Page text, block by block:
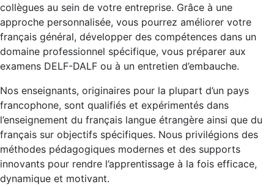
collègues au sein de votre entreprise. Grâce à une
approche personnalisée, vous pourrez améliorer votre
français général, développer des compétences dans un
domaine professionnel spécifique, vous préparer aux
examens DELF-DALF ou à un entretien d’embauche.
Nos enseignants, originaires pour la plupart d’un pays
francophone, sont qualifiés et expérimentés dans
l’enseignement du français langue étrangère ainsi que du
français sur objectifs spécifiques. Nous privilégions des
méthodes pédagogiques modernes et des supports
innovants pour rendre l’apprentissage à la fois efficace,
dynamique et motivant.